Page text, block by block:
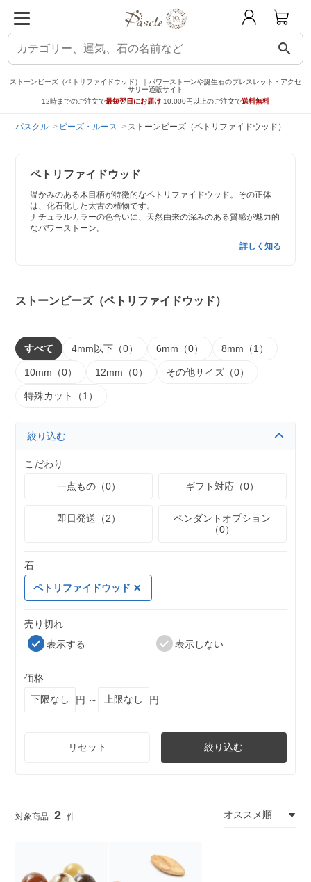
search
ストーンビーズ（ペトリファイドウッド）｜パワーストーンや誕生石のブレスレット・アクセ
サリー通販サイト
12時までのご注文で最短翌日にお届け 10,000円以上のご注文で送料無料
パスクル ビーズ・ルース ストーンビーズ（ペトリファイドウッド）
ペトリファイドウッド
温かみのある木目柄が特徴的なペトリファイドウッド。その正体
は、化石化した太古の植物です。
ナチュラルカラーの色合いに、天然由来の深みのある質感が魅力的
なパワーストーン。
詳しく知る
ストーンビーズ（ペトリファイドウッド）
すべて 4mm以下（0） 6mm（0） 8mm（1）
10mm（0） 12mm（0） その他サイズ（0）
特殊カット（1）
絞り込む
こだわり
一点もの（0）
ギフト対応（0）
即日発送（2）
ペンダントオプション
（0）
石
ペトリファイドウッド
売り切れ
表示する
表示しない
価格
円 ～
円
リセット 絞り込む
2